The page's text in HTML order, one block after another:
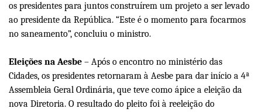
os presidentes para juntos construírem um projeto a ser levado
ao presidente da República. “Este é o momento para focarmos
no saneamento”, concluiu o ministro.
Eleições na Aesbe – Após o encontro no ministério das
Cidades, os presidentes retornaram à Aesbe para dar início a 4ª
Assembleia Geral Ordinária, que teve como ápice a eleição da
nova Diretoria. O resultado do pleito foi à reeleição do